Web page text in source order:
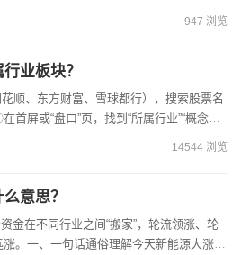
947 浏览
业板块？
首屏或“盘口”页，找到“所属行业”“概念板
体）、概念（如新能源车、...
14544 浏览
意思？
。一、一句话通俗理解今天新能源大涨、